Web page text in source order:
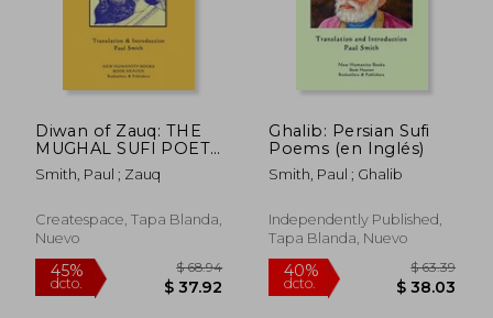
Diwan of Zauq: THE
MUGHAL SUFI POET-
LAUREATE Selected
Poems (en Inglés)
Smith, Paul ; Zauq
Createspace, Tapa Blanda,
Nuevo
Ghalib: Persian Sufi
Poems (en Inglés)
Smith, Paul ; Ghalib
Independently Published,
Tapa Blanda, Nuevo